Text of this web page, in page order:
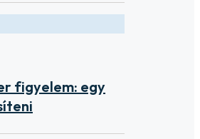
figyelem: egy